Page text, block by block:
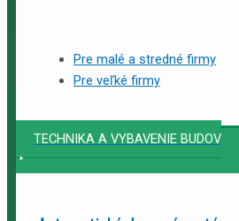
Pre malé a stredné firmy
Pre veľké firmy
TECHNIKA A VYBAVENIE BUDOV